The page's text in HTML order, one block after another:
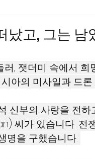
났고, 그는
러, 잿더미 속에서
아의 미사일과 드
신부의 사랑을 전
씨가 있습니다. 전
명을 구했습니다.